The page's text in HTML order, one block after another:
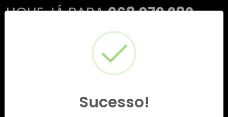
LIGUE JÁ PARA968 079 282
Sucesso!